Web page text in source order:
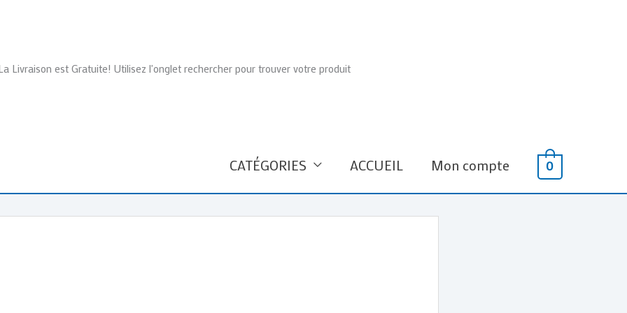
Livraison est Gratuite! Utilisez l'onglet rechercher pour trouver votre produit
CATÉGORIES ACCUEIL Mon compte 0